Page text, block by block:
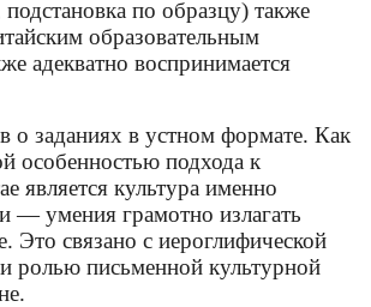
подстановка по образцу) также
образовательным
адекватно воспринимается
о заданиях в устном формате. Как
особенностью подхода к
является культура именно
— умения грамотно излагать
Это связано с иероглифической
ролью письменной культурной